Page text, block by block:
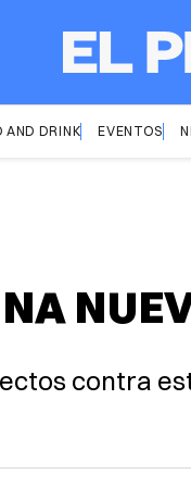
AND DRINK EVENTOS
contra